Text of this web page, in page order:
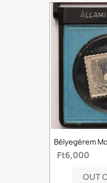
Bélyegérem
Ft6,000
OUT